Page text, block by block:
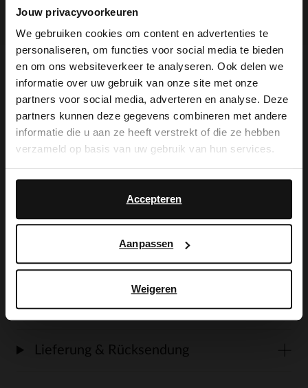
Jouw privacyvoorkeuren
We gebruiken cookies om content en advertenties te
personaliseren, om functies voor social media te bieden
en om ons websiteverkeer te analyseren. Ook delen we
informatie over uw gebruik van onze site met onze
partners voor social media, adverteren en analyse. Deze
partners kunnen deze gegevens combineren met andere
informatie die u aan ze heeft verstrekt of die ze hebben
verzameld op basis van uw gebruik van hun services.
Accepteren
Aanpassen
Weigeren
Produktbeschreibung
Braune Veloursleder-Loafer mit weißer
Produktdetails
Lieferung & Rücksendung
×
View this website in English?
It looks like your language isn't Dutch. Would
you like to switch to English?
English